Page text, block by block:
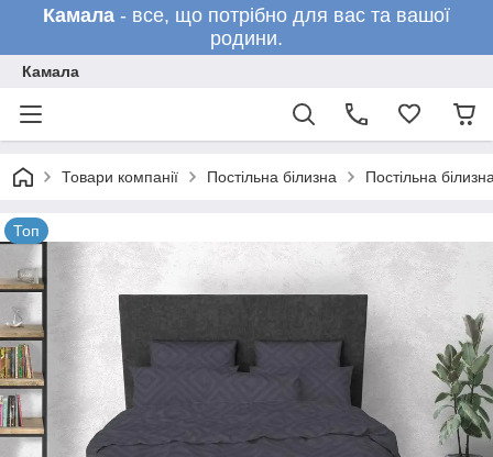
Камала - все, що потрібно для вас та вашої
родини.
Камала
Товари компанії Постільна білизна Постільна
Топ